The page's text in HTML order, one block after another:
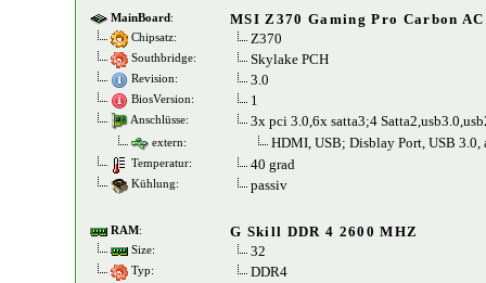
MainBoard: MSI Z370 Gaming Pro Carbon AC
Chipsatz: Z370
Southbridge: Skylake PCH
Revision: 3.0
BiosVersion: 1
Anschlüsse: 3x pci 3.0,6x satta3;4
extern: HDMI, USB; Disblay Port, USB 3.0,
Temperatur: 40 grad
Kühlung: passiv
RAM: G Skill DDR 4 2600 MHZ
Size: 32
Typ: DDR4